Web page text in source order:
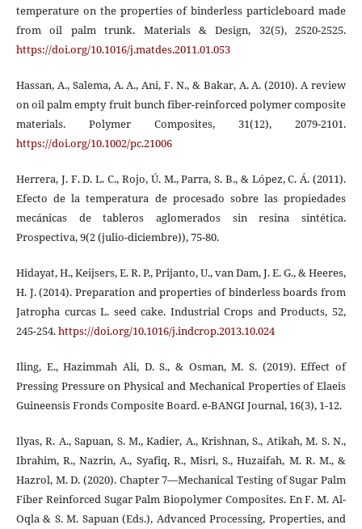
temperature on the properties of binderless particleboard made
from oil palm trunk. Materials & Design, 32(5), 2520-2525.
https://doi.org/10.1016/j.matdes.2011.01.053
Hassan, A., Salema, A. A., Ani, F. N., & Bakar, A. A. (2010). A review
on oil palm empty fruit bunch fiber-reinforced polymer composite
materials. Polymer Composites, 31(12), 2079-2101.
https://doi.org/10.1002/pc.21006
Herrera, J. F. D. L. C., Rojo, Ú. M., Parra, S. B., & López, C. Á. (2011).
Efecto de la temperatura de procesado sobre las propiedades
mecánicas de tableros aglomerados sin resina sintética.
Prospectiva, 9(2 (julio-diciembre)), 75-80.
Hidayat, H., Keijsers, E. R. P., Prijanto, U., van Dam, J. E. G., & Heeres,
H. J. (2014). Preparation and properties of binderless boards from
Jatropha curcas L. seed cake. Industrial Crops and Products, 52,
245-254.https://doi.org/10.1016/j.indcrop.2013.10.024
Iling, E., Hazimmah Ali, D. S., & Osman, M. S. (2019). Effect of
Pressing Pressure on Physical and Mechanical Properties of Elaeis
Guineensis Fronds Composite Board. e-BANGI Journal, 16(3), 1-12.
Ilyas, R. A., Sapuan, S. M., Kadier, A., Krishnan, S., Atikah, M. S. N.,
Ibrahim, R., Nazrin, A., Syafiq, R., Misri, S., Huzaifah, M. R. M., &
Hazrol, M. D. (2020). Chapter 7—Mechanical Testing of Sugar Palm
Fiber Reinforced Sugar Palm Biopolymer Composites. En F. M. Al-
Oqla & S. M. Sapuan (Eds.), Advanced Processing, Properties, and